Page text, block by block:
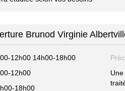
Brunod Virginie
12h00 14h00-18h00
12h00
18h00